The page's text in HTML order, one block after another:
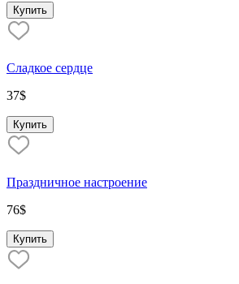
Купить
Сладкое сердце
37$
Купить
Праздничное настроение
76$
Купить